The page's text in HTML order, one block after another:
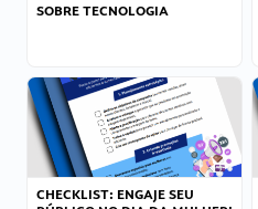
SOBRE TECNOLOGIA
CHECKLIST: ENGAJE SEU